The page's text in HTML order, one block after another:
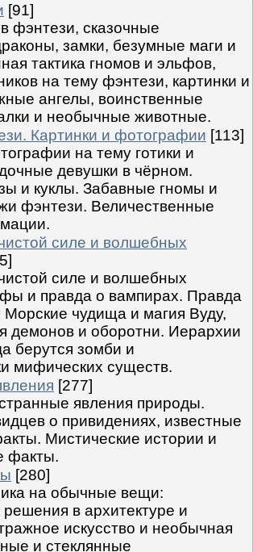
[91]
фэнтези, сказочные
замки, безумные маги и
тактика гномов и эльфов,
на тему фэнтези, картинки и
ангелы, воинственные
и необычные животные.
Картинки и фотографии [113]
на тему готики и
девушки в чёрном.
и куклы. Забавные гномы и
фэнтези. Величественные
силе и волшебных
силе и волшебных
и правда о вампирах. Правда
чудища и магия Вуду,
демонов и оборотни. Иерархии
берутся зомби и
мифических существ.
[277]
явления природы.
о привидениях, известные
Мистические истории и
факты.
[280]
на обычные вещи:
в архитектуре и
искусство и необычная
и стеклянные